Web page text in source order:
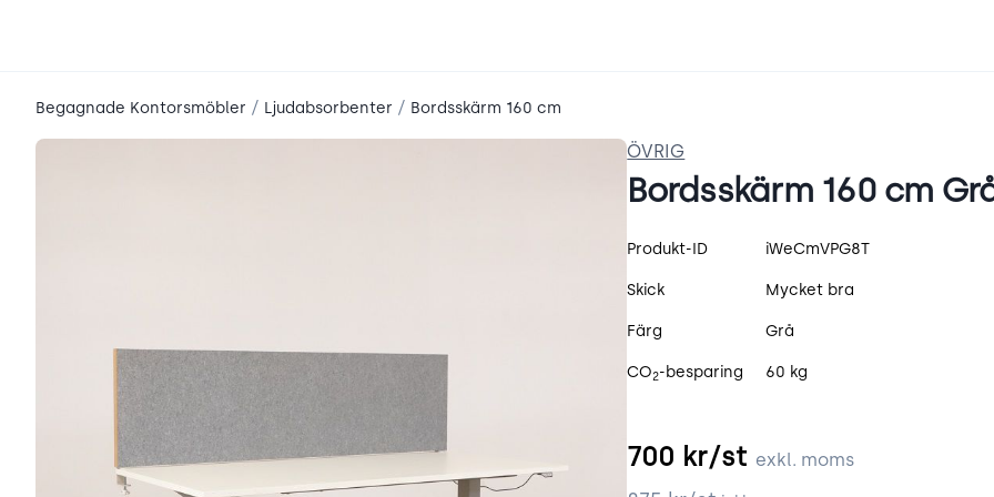
Begagnade Kontorsmöbler / Ljudabsorbenter / Bordsskärm 160 cm
ÖVRIG
Bordsskärm 160 cm
Produktspecifikation
Produkt-ID iWeCmVPG8T
Skick Mycket bra
Färg Grå
CO2-besparing 60 kg
700 kr/st exkl. moms